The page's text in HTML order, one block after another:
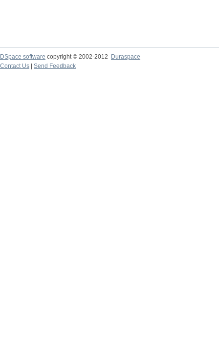
DSpace software copyright © 2002-2012
Duraspace
Contact Us
Send Feedback